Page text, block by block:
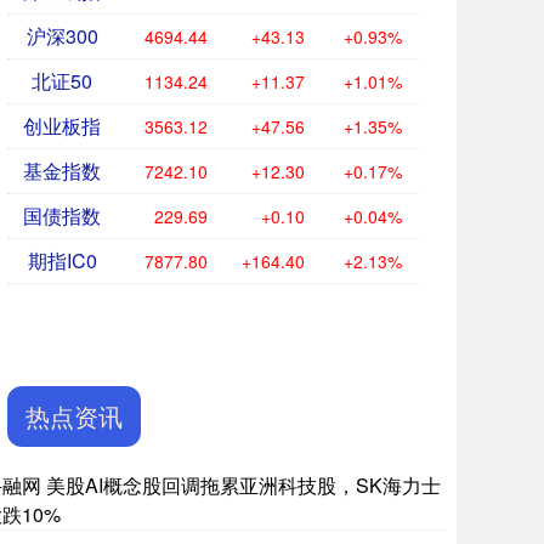
沪深300 4694.44 +43.13 +0.93%
北证50 1134.24 +11.37 +1.01%
创业板指 3563.12 +47.56 +1.35%
基金指数 7242.10 +12.30 +0.17%
国债指数 229.69 +0.10 +0.04%
期指IC0 7877.80 +164.40 +2.13%
热点资讯
网 美股AI概念股回调拖累亚洲科技股，SK海力士
10%